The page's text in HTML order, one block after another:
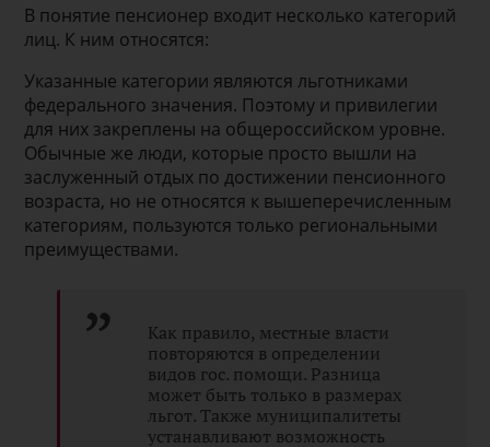
В понятие пенсионер входит несколько категорий
лиц. К ним относятся:
Указанные категории являются льготниками
федерального значения. Поэтому и привилегии
для них закреплены на общероссийском уровне.
Обычные же люди, которые просто вышли на
заслуженный отдых по достижении пенсионного
возраста, но не относятся к вышеперечисленным
категориям, пользуются только региональными
преимуществами.
Как правило, местные власти
повторяются в определении
видов гос. помощи. Разница
может быть только в размерах
льгот. Также муниципалитеты
устанавливают возможность